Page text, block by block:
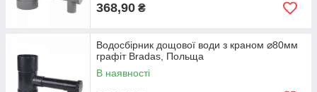
368,90 ₴
Водосбірник дощової води з краном ⌀80мм
графіт Bradas, Польща
В наявності